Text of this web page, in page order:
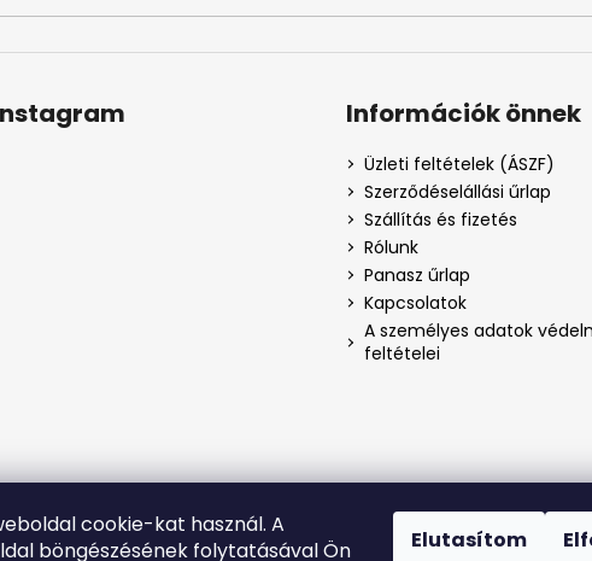
cookie-kat használ. A
böngészésének folytatásával Ön
Elutasítom
Instagramon
Információk önnek
Üzleti feltételek (ÁSZF)
Szerződéselállási űrlap
Szállítás és fizetés
Rólunk
Panasz űrlap
Kapcsolatok
A személyes adatok
feltételei